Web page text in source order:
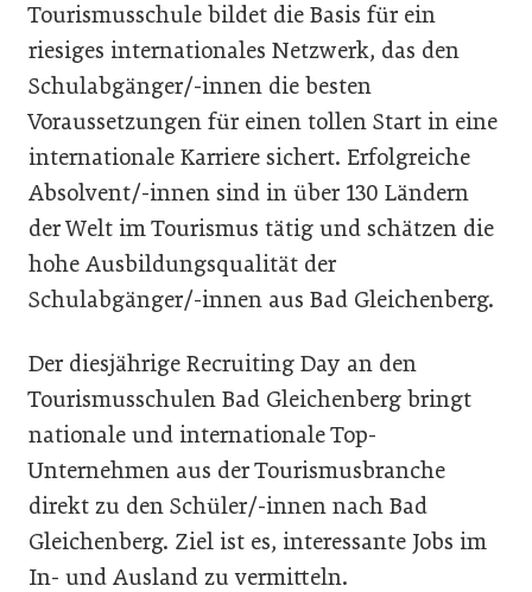
Tourismusschule bildet die Basis für ein
riesiges internationales Netzwerk, das den
Schulabgänger/-innen die besten
Voraussetzungen für einen tollen Start in eine
internationale Karriere sichert. Erfolgreiche
Absolvent/-innen sind in über 130 Ländern
der Welt im Tourismus tätig und schätzen die
hohe Ausbildungsqualität der
Schulabgänger/-innen aus Bad Gleichenberg.
Der diesjährige Recruiting Day an den
Tourismusschulen Bad Gleichenberg bringt
nationale und internationale Top-
Unternehmen aus der Tourismusbranche
direkt zu den Schüler/-innen nach Bad
Gleichenberg. Ziel ist es, interessante Jobs im
In- und Ausland zu vermitteln.